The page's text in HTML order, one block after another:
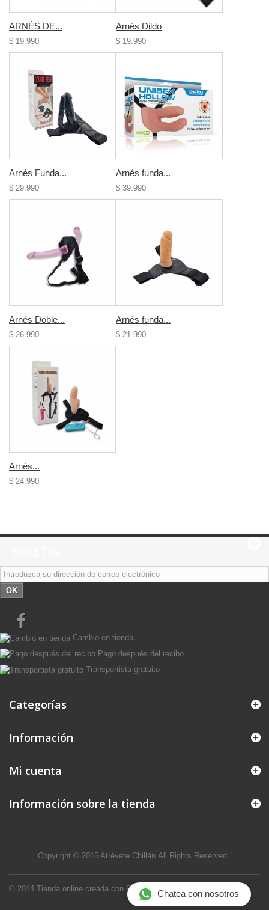
ARNÉS DE...
$ 19.990
Arnés Dildo
$ 19.990
Arnés Funda...
$ 29.990
Arnés funda...
$ 39.990
Arnés Doble...
$ 26.990
Arnés funda...
$ 21.990
Arnés...
$ 24.990
OK
Cambio en tienda
Pago después del recibo
Transportista gratuito
Categorías
Información
© 2014 Tienda online creada con PrestaShop™
Mi cuenta
Información sobre la tienda
Copyright © 2015 Atrévete ChillánAll Rights Reserved.
Chatea con nosotros